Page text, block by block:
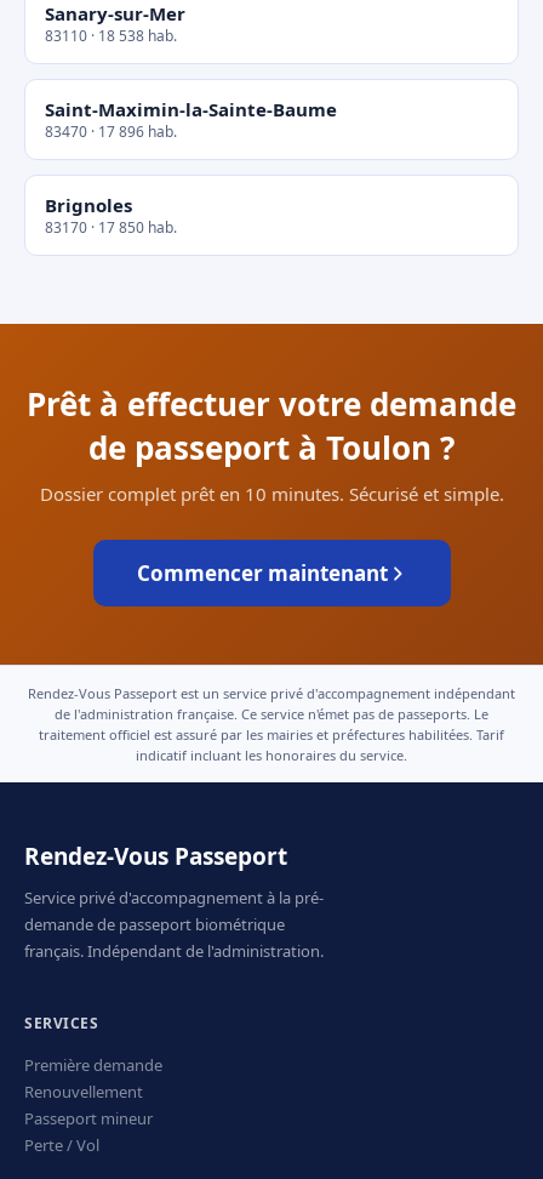
Sanary-sur-Mer
83110 · 18 538 hab.
Saint-Maximin-la-Sainte-Baume
83470 · 17 896 hab.
Brignoles
83170 · 17 850 hab.
Prêt à effectuer votre demande
de passeport à Toulon ?
Dossier complet prêt en 10 minutes. Sécurisé et simple.
Commencer maintenant
Rendez-Vous Passeport est un service privé d'accompagnement indépendant
de l'administration française. Ce service n'émet pas de passeports. Le
traitement officiel est assuré par les mairies et préfectures habilitées. Tarif
indicatif incluant les honoraires du service.
Rendez-Vous Passeport
Service privé d'accompagnement à la pré-
demande de passeport biométrique
français. Indépendant de l'administration.
SERVICES
Première demande
Renouvellement
Passeport mineur
Perte / Vol